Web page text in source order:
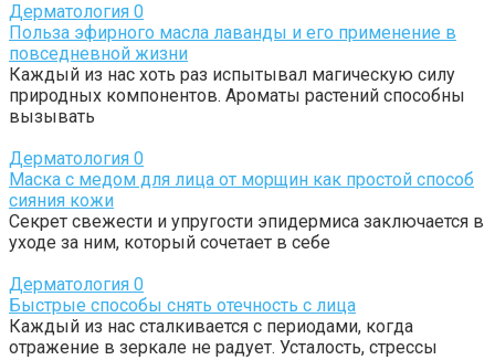
Дерматология 0
Польза эфирного масла лаванды и его применение в
повседневной жизни
Каждый из нас хоть раз испытывал магическую силу
природных компонентов. Ароматы растений способны
вызывать
Дерматология 0
Маска с медом для лица от морщин как простой способ
сияния кожи
Секрет свежести и упругости эпидермиса заключается в
уходе за ним, который сочетает в себе
Дерматология 0
Быстрые способы снять отечность с лица
Каждый из нас сталкивается с периодами, когда
отражение в зеркале не радует. Усталость, стрессы